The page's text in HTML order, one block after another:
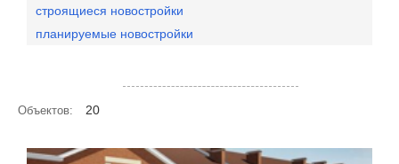
строящиеся новостройки
планируемые новостройки
Объектов: 20